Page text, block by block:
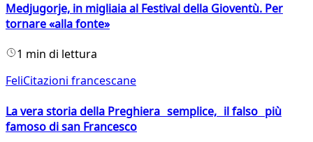
Medjugorje, in migliaia al Festival della Gioventù. Per
tornare «alla fonte»
1 min di lettura
FeliCitazioni francescane
La vera storia della Preghiera semplice, il falso più
famoso di san Francesco